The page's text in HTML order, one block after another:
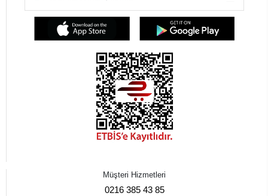
Müşteri Hizmetleri
0216 385 43 85